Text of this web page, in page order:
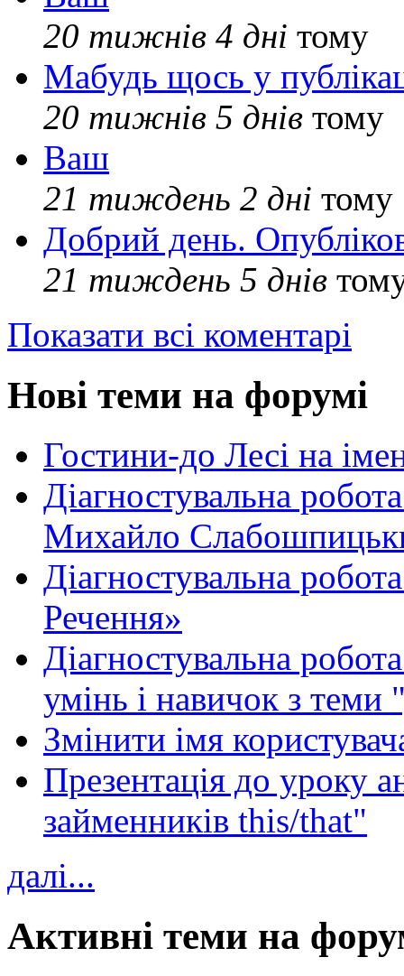
20 тижнів 4 дні тому
Мабудь щось у
20 тижнів 5 днів тому
Ваш
21 тиждень 2 дні тому
Добрий день.
21 тиждень 5 днів
Показати всі коментарі
Нові теми на форумі
Гостини-до Лесі на
Діагностувальна
Михайло
Діагностувальна
Речення»
Діагностувальна
умінь і навичок з теми
Змінити імя
Презентація до уроку
займенників this/that"
далі...
Активні теми на